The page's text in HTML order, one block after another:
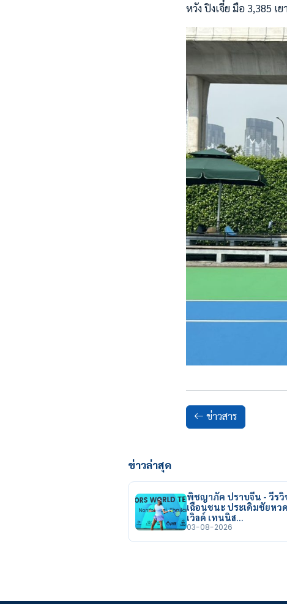
หวัง ปิงเจี๋ย มือ 3,385 เ
ข่าวสาร
ข่าวล่าสุด
พิชญาภัค ปราบจีน - วีร
เฉือนชนะ ประเดิมชัยหวด
เวิลด์ เทนนิส…
03-08-2026